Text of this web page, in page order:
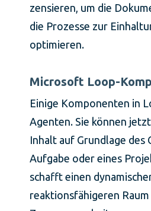
zensieren, um die
die Prozesse zur
optimieren.
Microsoft Loop-
Einige Komponenten in
Agenten. Sie können
Inhalt auf Grundlage des
Aufgabe oder eines
schafft einen
reaktionsfähigeren